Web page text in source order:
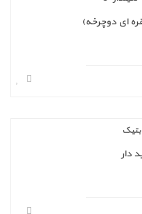
ای دوچرخه)
دار